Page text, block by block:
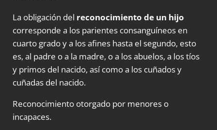
La obligación del reconocimiento de un hijo
corresponde a los parientes consanguíneos en
cuarto grado y a los afines hasta el segundo, esto
es, al padre o a la madre, o a los abuelos, a los tíos
y primos del nacido, así como a los cuñados y
cuñadas del nacido.
Reconocimiento otorgado por menores o
incapaces.